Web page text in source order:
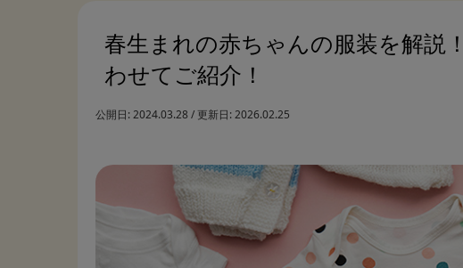
春生まれの赤ちゃんの服装を解説
わせてご紹介！
公開日:2024.03.28/更新日:2026.02.25